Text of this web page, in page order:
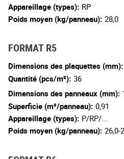
Appareillage (types): RP
Poids moyen (kg/panneau): 28,0
FORMAT R5
Dimensions des plaquettes (mm):
Quantité (pcs/m²): 36
Dimensions des panneaux (mm):
Superficie (m²/panneau): 0,91
Appareillage (types): P/RP/...
Poids moyen (kg/panneau): 26,0-